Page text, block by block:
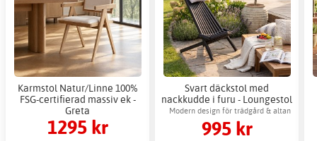
Karmstol Natur/Linne 100%
FSG-certifierad massiv ek -
Greta
1295 kr
Svart däckstol med
nackkudde i furu - Loungestol
för uteplats
Modern design för trädgård & altan
995 kr